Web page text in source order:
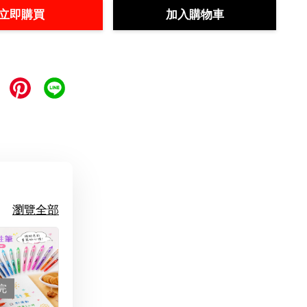
即購買 加入購物車
瀏覽全部